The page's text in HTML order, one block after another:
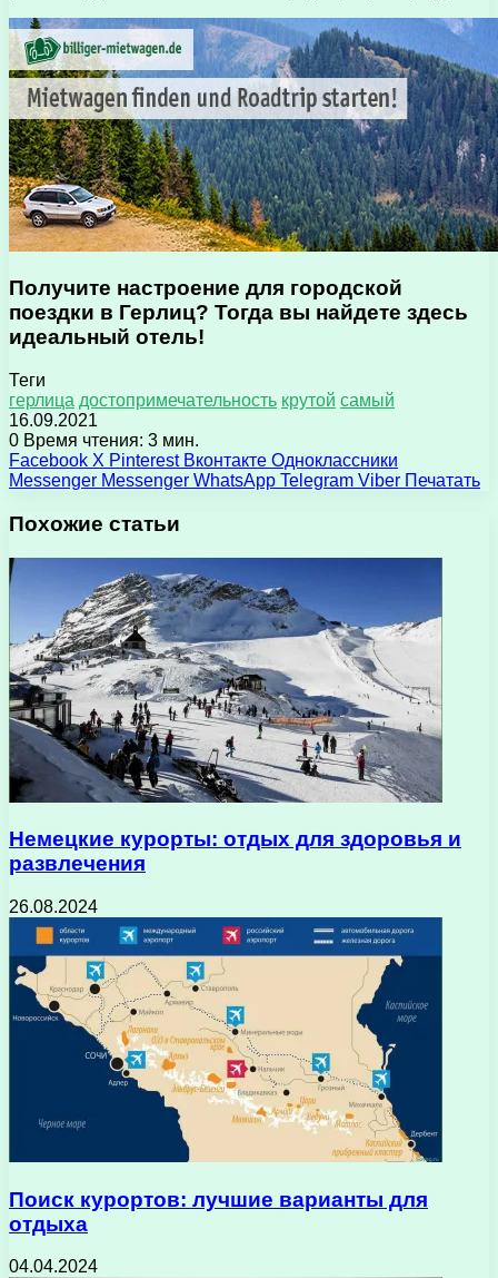
Получите настроение для городской
поездки в Герлиц? Тогда вы найдете здесь
идеальный отель!
Теги
герлица достопримечательность крутой самый
16.09.2021
0 Время чтения: 3 мин.
Facebook X Pinterest Вконтакте Одноклассники
Messenger Messenger WhatsApp Telegram Viber Печатать
Похожие статьи
Немецкие курорты: отдых для здоровья и
развлечения
26.08.2024
Поиск курортов: лучшие варианты для
отдыха
04.04.2024